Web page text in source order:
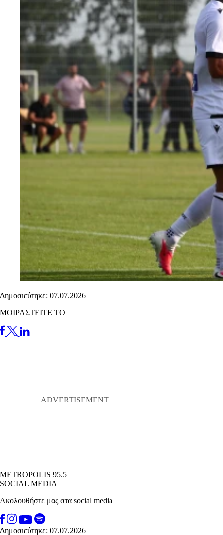
Δημοσιεύτηκε: 07.07.2026
ΜΟΙΡΑΣΤΕΙΤΕ ΤΟ
METROPOLIS 95.5
SOCIAL MEDIA
Ακολουθήστε μας στα social media
Δημοσιεύτηκε: 07.07.2026